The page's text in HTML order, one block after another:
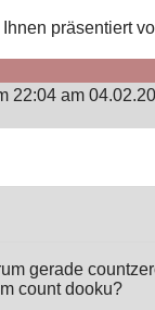
präsentiert
22:04 am
gerade
count dooku?